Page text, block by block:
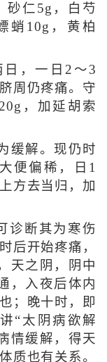
砂仁5g，白芍
蛸10g，黄柏
，一日2～3
周仍疼痛。守
，加延胡索
缓解。现仍时
便偏稀，日1
方去当归，加
诊断其为寒伤
后开始疼痛，
天之阴，阴中
，入夜后体内
；晚十时，即
“太阴病欲解
情缓解，得天
质也有关系。